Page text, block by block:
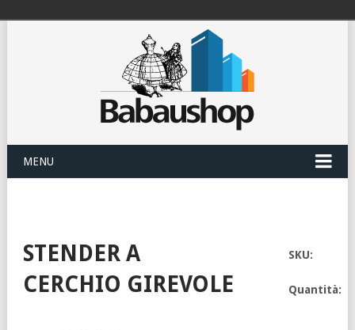
MENU
STENDER A
CERCHIO GIREVOLE
SKU:
Quantità: